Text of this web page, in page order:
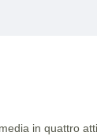
in quattro